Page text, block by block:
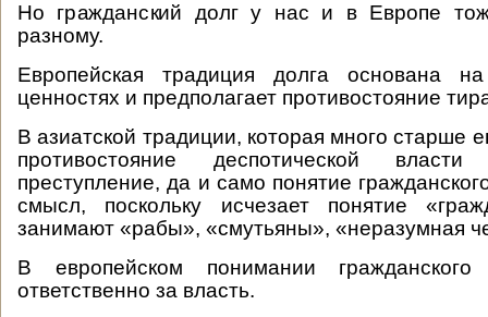
Но гражданский долг у нас и в Европе
разному.
Европейская традиция долга основана на
ценностях и предполагает противостояние
В азиатской традиции, которая много старше
противостояние деспотической
преступление, да и само понятие
смысл, поскольку исчезает понятие
занимают «рабы», «смутьяны», «неразумная
В европейском понимании
ответственно за власть.